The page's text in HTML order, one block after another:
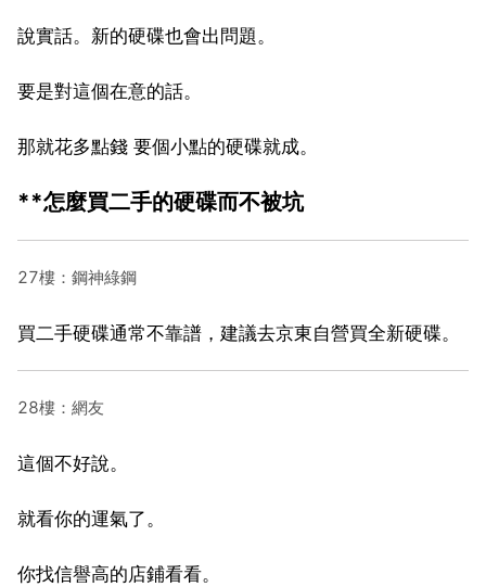
說實話。新的硬碟也會出問題。
要是對這個在意的話。
那就花多點錢 要個小點的硬碟就成。
**怎麼買二手的硬碟而不被坑
27樓：鋼神綠鋼
買二手硬碟通常不靠譜，建議去京東自營買全新硬碟。
28樓：網友
這個不好說。
就看你的運氣了。
你找信譽高的店鋪看看。